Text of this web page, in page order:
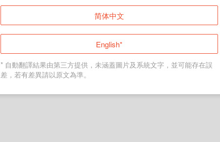
返回首頁
简体中文
English*
* 自動翻譯結果由第三方提供，未涵蓋圖片及系統文字，並可能存在誤
差，若有差異請以原文為準。